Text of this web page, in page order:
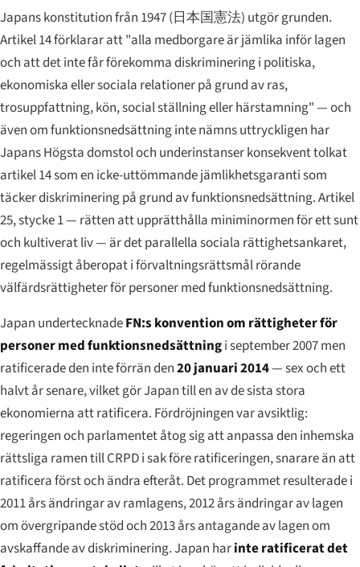
Japans konstitution från 1947 (日本国憲法) utgör grunden.
Artikel 14 förklarar att "alla medborgare är jämlika inför lagen
och att det inte får förekomma diskriminering i politiska,
ekonomiska eller sociala relationer på grund av ras,
trosuppfattning, kön, social ställning eller härstamning" — och
även om funktionsnedsättning inte nämns uttryckligen har
Japans Högsta domstol och underinstanser konsekvent tolkat
artikel 14 som en icke-uttömmande jämlikhetsgaranti som
täcker diskriminering på grund av funktionsnedsättning. Artikel
25, stycke 1 — rätten att upprätthålla miniminormen för ett sunt
och kultiverat liv — är det parallella sociala rättighetsankaret,
regelmässigt åberopat i förvaltningsrättsmål rörande
välfärdsrättigheter för personer med funktionsnedsättning.
Japan undertecknadeFN:s konvention om rättigheter för
personer med funktionsnedsättningi september 2007 men
ratificerade den inte förrän den20 januari 2014— sex och ett
halvt år senare, vilket gör Japan till en av de sista stora
ekonomierna att ratificera. Fördröjningen var avsiktlig:
regeringen och parlamentet åtog sig att anpassa den inhemska
rättsliga ramen till CRPD i sakföreratificeringen, snarare än att
ratificera först och ändra efteråt. Det programmet resulterade i
2011 års ändringar av ramlagens, 2012 års ändringar av lagen
om övergripande stöd och 2013 års antagande av lagen om
avskaffande av diskriminering. Japan harinte ratificerat det